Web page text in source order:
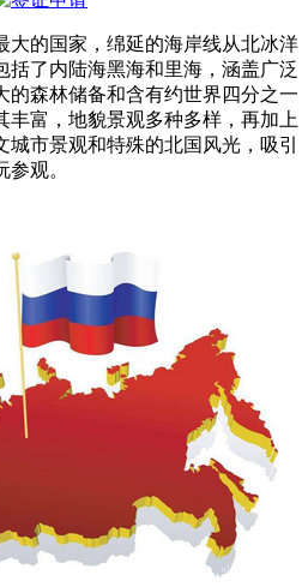
的国家，绵延的海岸线从北冰洋
括了内陆海黑海和里海，涵盖广泛
的森林储备和含有约世界四分之一
丰富，地貌景观多种多样，再加上
市景观和特殊的北国风光，吸引
观。